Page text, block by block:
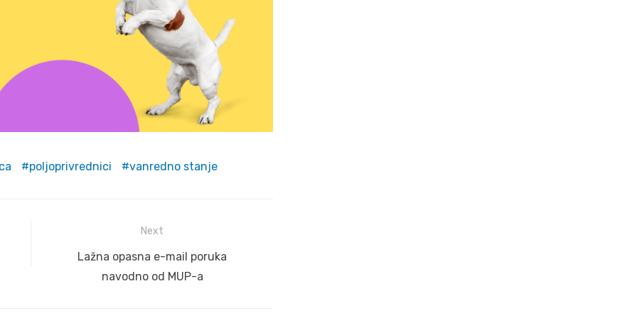
poljoprivrednici vanredno stanje
Next
NextLažna opasna e-mail poruka
navodno od MUP-a